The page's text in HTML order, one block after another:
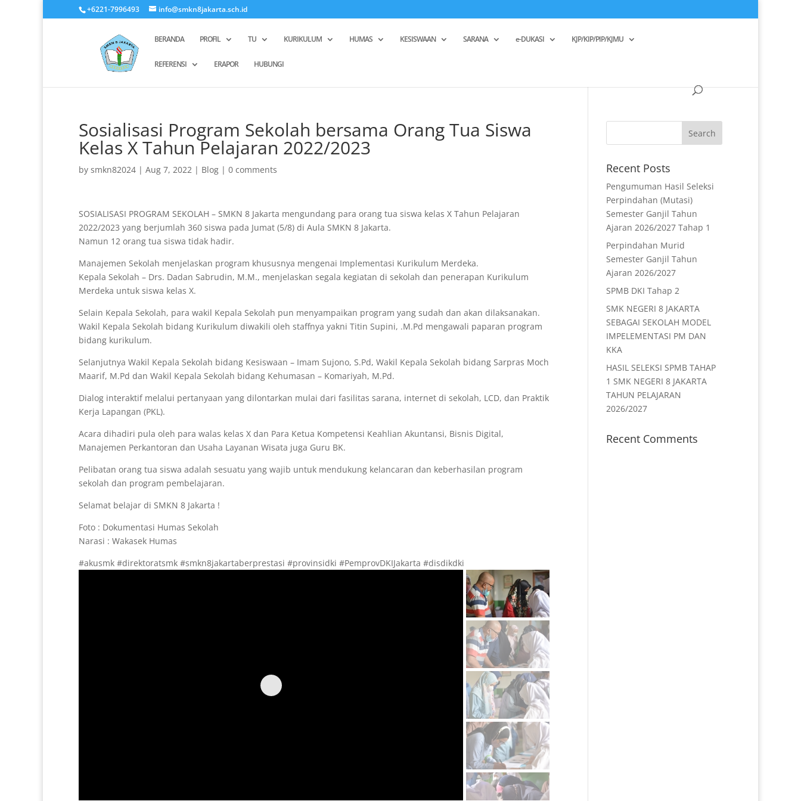
+6221-7996493 info@smkn8jakarta.sch.id
BERANDA PROFIL TU KURIKULUM HUMAS KESISWAAN SARANA e-DUKASI KJP/KIP/PIP/KJMU
REFERENSI ERAPOR HUBUNGI
Sosialisasi Program Sekolah bersama Orang Tua Siswa
Kelas X Tahun Pelajaran 2022/2023
by smkn82024 | Aug 7, 2022 | Blog | 0 comments
SOSIALISASI PROGRAM SEKOLAH – SMKN 8 Jakarta mengundang para orang tua siswa kelas X Tahun Pelajaran
2022/2023 yang berjumlah 360 siswa pada Jumat (5/8) di Aula SMKN 8 Jakarta.
Namun 12 orang tua siswa tidak hadir.
Manajemen Sekolah menjelaskan program khususnya mengenai Implementasi Kurikulum Merdeka.
Kepala Sekolah – Drs. Dadan Sabrudin, M.M., menjelaskan segala kegiatan di sekolah dan penerapan Kurikulum
Merdeka untuk siswa kelas X.
Selain Kepala Sekolah, para wakil Kepala Sekolah pun menyampaikan program yang sudah dan akan dilaksanakan.
Wakil Kepala Sekolah bidang Kurikulum diwakili oleh staffnya yakni Titin Supini, .M.Pd mengawali paparan program
bidang kurikulum.
Selanjutnya Wakil Kepala Sekolah bidang Kesiswaan – Imam Sujono, S.Pd, Wakil Kepala Sekolah bidang Sarpras Moch
Maarif, M.Pd dan Wakil Kepala Sekolah bidang Kehumasan – Komariyah, M.Pd.
Dialog interaktif melalui pertanyaan yang dilontarkan mulai dari fasilitas sarana, internet di sekolah, LCD, dan Praktik
Kerja Lapangan (PKL).
Acara dihadiri pula oleh para walas kelas X dan Para Ketua Kompetensi Keahlian Akuntansi, Bisnis Digital,
Manajemen Perkantoran dan Usaha Layanan Wisata juga Guru BK.
Pelibatan orang tua siswa adalah sesuatu yang wajib untuk mendukung kelancaran dan keberhasilan program
sekolah dan program pembelajaran.
Selamat belajar di SMKN 8 Jakarta !
Foto : Dokumentasi Humas Sekolah
Narasi : Wakasek Humas
#akusmk #direktoratsmk #smkn8jakartaberprestasi #provinsidki #PemprovDKIJakarta #disdikdki
Recent Posts
Pengumuman Hasil Seleksi
Perpindahan (Mutasi)
Semester Ganjil Tahun
Ajaran 2026/2027 Tahap 1
Perpindahan Murid
Semester Ganjil Tahun
Ajaran 2026/2027
SPMB DKI Tahap 2
SMK NEGERI 8 JAKARTA
SEBAGAI SEKOLAH MODEL
IMPELEMENTASI PM DAN
KKA
HASIL SELEKSI SPMB TAHAP
1 SMK NEGERI 8 JAKARTA
TAHUN PELAJARAN
2026/2027
Recent Comments